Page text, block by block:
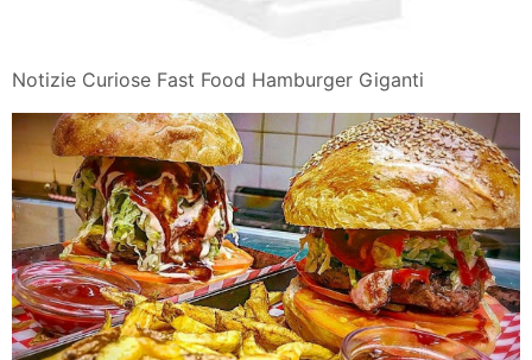
Notizie Curiose Fast Food Hamburger Giganti